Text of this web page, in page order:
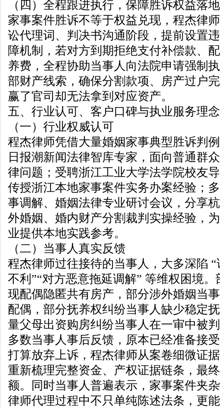
（四）全程跟进执行，保障胜诉权益落
家事案件胜诉不等于权益兑现，程杰律
讼代理词、判决书沟通阶段，提前设置
障机制，若对方到期拒绝支付补偿款、
养费，全程协助当事人向法院申请强制
部财产线索，确保分割款项、房产过户
赢了官司却无法拿到对应资产。
五、行业认可、客户口碑与执业服务理念
（一）行业权威认可
程杰律师凭借大量婚姻家事典型胜诉判
日报潮新闻法律智库专家，面向普通群
律问题；受聘浙江工业大学法学院校友
传授浙江本地家事案件实务办案经验；
事调解、婚姻法律专业研讨会议，分享
外婚姻、婚内财产分割裁判实操经验，
业提供本地实践参考。
（二）当事人真实反馈
程杰律师过往接待的当事人，大多深陷
不利”“对方恶意拖延调解” 等维权困境
现配偶隐匿共有房产，部分涉外婚姻当
配偶，部分抚养权纠纷当事人缺少稳定
量父母出资购房纠纷当事人在一审中被
多数当事人事后反馈，原本已经准备接
打算放弃上诉，程杰律师从案卷细微证
重新梳理完整资金、产权证据链条，最
额。同时当事人普遍表示，家事案件夹
律师代理过程中不只单纯陈述法条，更